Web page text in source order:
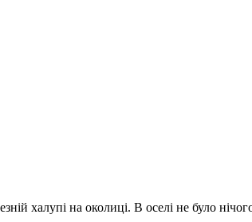
халупі на околиці. В оселі не було